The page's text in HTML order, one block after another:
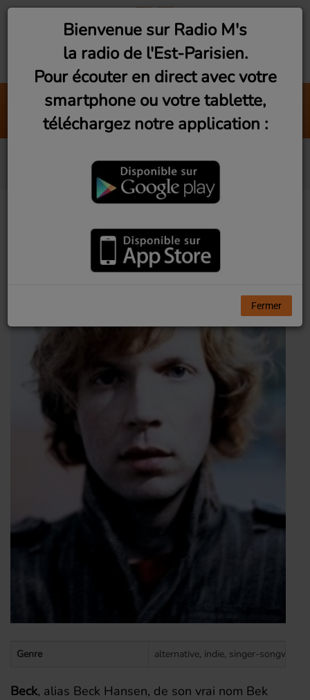
Heartbreaker
Dasha
Genre alternative, indie, singer-
Beck, alias Beck Hansen, de son vrai nom Bek
Bienvenue sur Radio M's
la radio de l'Est-Parisien.
Pour écouter en direct avec votre
smartphone ou votre tablette,
téléchargez notre application :
Fermer